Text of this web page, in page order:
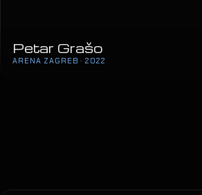
Petar Grašo
ARENA ZAGREB · 2022